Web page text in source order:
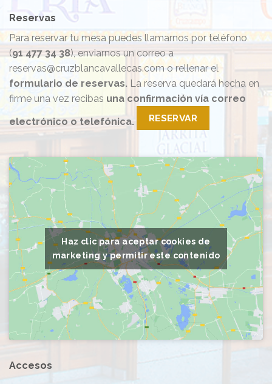
Haz clic para aceptar cookies de
marketing y permitir este contenido
Accesos
Reservas
Para reservar tu mesa puedes llamarnos por teléfono
(91 477 34 38), enviarnos un correo a
reservas@cruzblancavallecas.com o rellenar el
formulario de reservas. La reserva quedará hecha en
firme una vez recibas una confirmación vía correo
electrónico o telefónica. RESERVAR